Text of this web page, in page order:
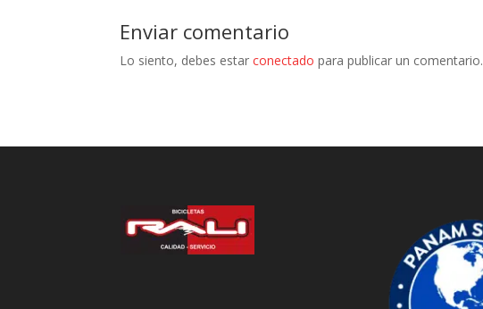
Enviar comentario
Lo siento, debes estarconectado para publicar un comentario.